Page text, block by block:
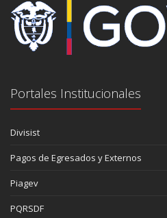
Portales Institucionales
Divisist
Pagos de Egresados y Externos
Piagev
PQRSDF